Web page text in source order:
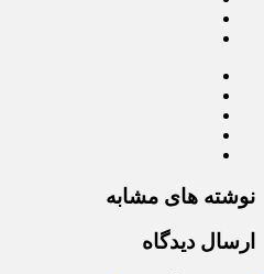
نوشته های مشابه
ارسال دیدگاه